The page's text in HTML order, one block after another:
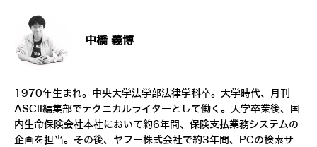
中橋 義博
1970年生まれ。中央大学法学部法律学科卒。大学時代、月刊
ASCII編集部でテクニカルライターとして働く。大学卒業後、国
内生命保険会社本社において約6年間、保険支払業務システムの
企画を担当。その後、ヤフー株式会社で約3年間、PCの検索サ